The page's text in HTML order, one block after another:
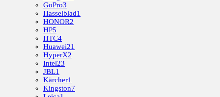
GoPro3
Hasselblad1
HONOR2
HP5
HTC4
Huawei21
HyperX2
Intel23
JBL1
Kärcher1
Kingston7